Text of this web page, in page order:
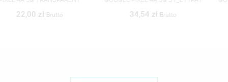
34,54 zł 34,54 zł